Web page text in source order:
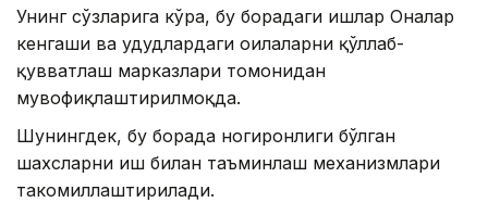
Унинг сўзларига кўра, бу борадаги ишлар Оналар
кенгаши ва ҳудудлардаги оилаларни қўллаб-
қувватлаш марказлари томонидан
мувофиқлаштирилмоқда.
Шунингдек, бу борада ногиронлиги бўлган
шахсларни иш билан таъминлаш механизмлари
такомиллаштирилади.